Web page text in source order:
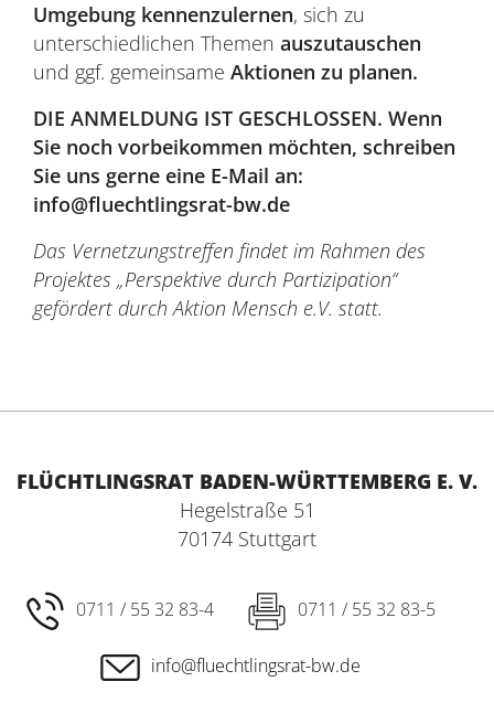
Umgebung kennenzulernen, sich zu
unterschiedlichen Themen auszutauschen
und ggf. gemeinsame Aktionen zu planen.
DIE ANMELDUNG IST GESCHLOSSEN. Wenn
Sie noch vorbeikommen möchten, schreiben
Sie uns gerne eine E-Mail an:
info@fluechtlingsrat-bw.de
Das Vernetzungstreffen findet im Rahmen des
Projektes „Perspektive durch Partizipation“
gefördert durch Aktion Mensch e.V. statt.
FLÜCHTLINGSRAT BADEN-WÜRTTEMBERG E. V.
Hegelstraße 51
70174 Stuttgart
0711 / 55 32 83-4 0711 / 55 32 83-5
info@fluechtlingsrat-bw.de